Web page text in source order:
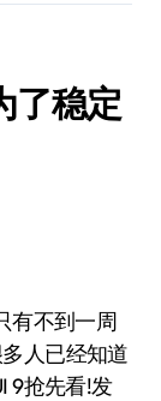
了稳定
人已经知道
9抢先看!发